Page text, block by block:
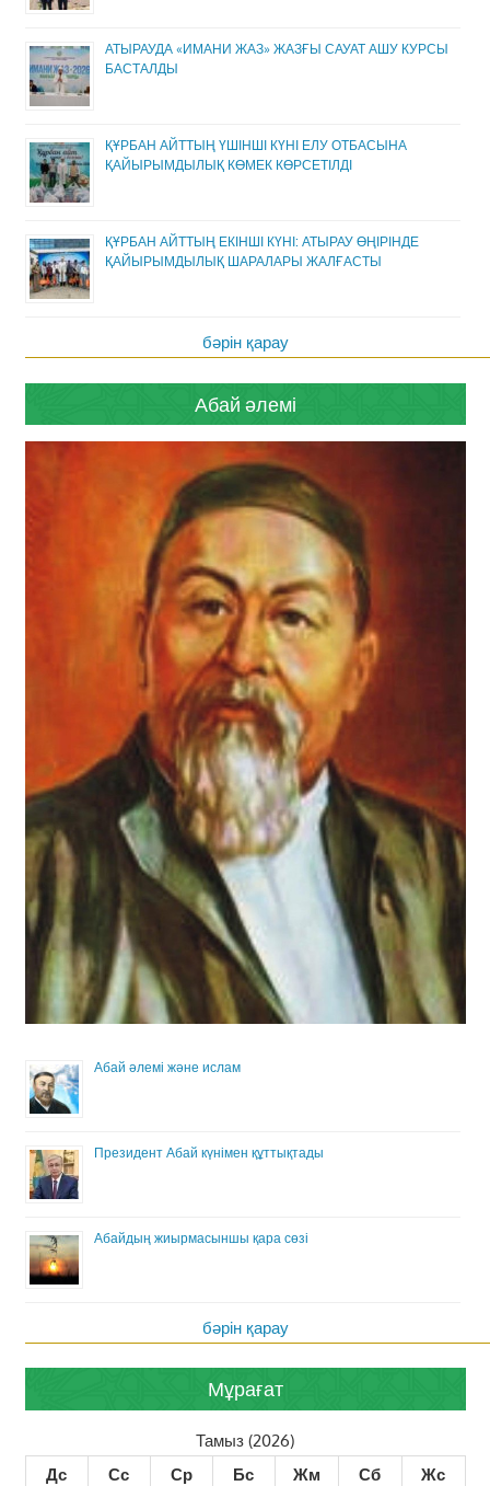
АТЫРАУДА «ИМАНИ ЖАЗ» ЖАЗҒЫ САУАТ АШУ КУРСЫ
БАСТАЛДЫ
ҚҰРБАН АЙТТЫҢ ҮШІНШІ КҮНІ ЕЛУ ОТБАСЫНА
ҚАЙЫРЫМДЫЛЫҚ КӨМЕК КӨРСЕТІЛДІ
ҚҰРБАН АЙТТЫҢ ЕКІНШІ КҮНІ: АТЫРАУ ӨҢІРІНДЕ
ҚАЙЫРЫМДЫЛЫҚ ШАРАЛАРЫ ЖАЛҒАСТЫ
бәрін қарау
Абай әлемі
Абай әлемі және ислам
Президент Абай күнімен құттықтады
Абайдың жиырмасыншы қара сөзі
бәрін қарау
Мұрағат
Тамыз (2026)
Дс
Сс Ср Бс Жм Сб
Жс